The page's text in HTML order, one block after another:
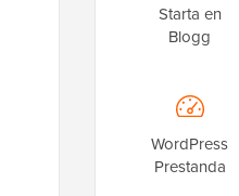
Starta en
Blogg
WordPress
Prestanda